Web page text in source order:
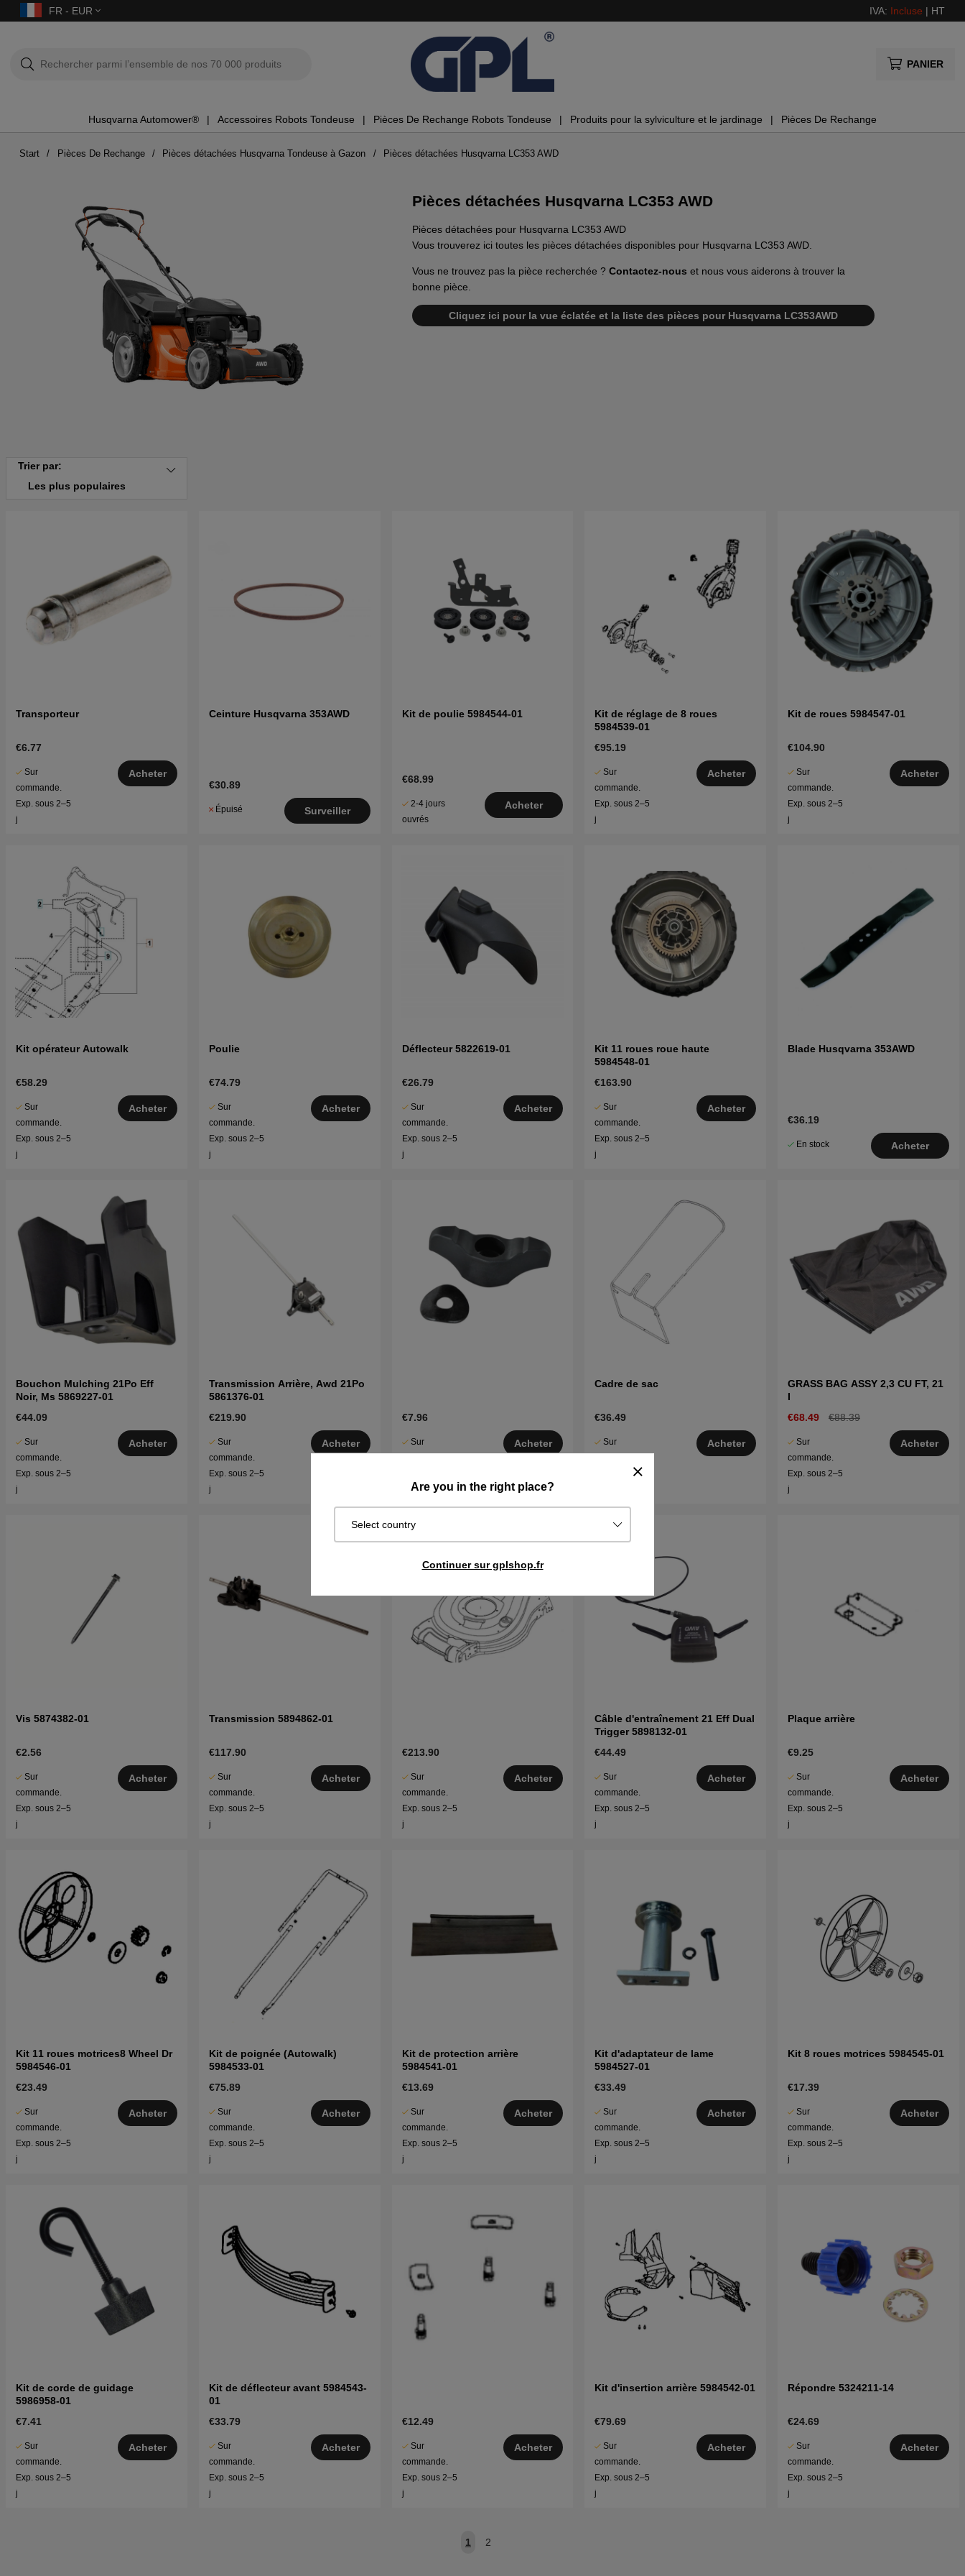
FR - EUR IVA: Incluse | HT
PANIER
Husqvarna Automower® Accessoires Robots Tondeuse Pièces De Rechange Robots Tondeuse Produits pour la sylviculture et le jardinage Pièces De Rechange
Are you in the right place?
Select country
Continuer sur gplshop.fr
Start Pièces De Rechange Pièces détachées Husqvarna Tondeuse à Gazon Pièces détachées Husqvarna LC353 AWD
Pièces détachées Husqvarna LC353 AWD
Pièces détachées pour Husqvarna LC353 AWD
Vous trouverez ici toutes les pièces détachées disponibles pour Husqvarna LC353 AWD.
Vous ne trouvez pas la pièce recherchée ? Contactez-nous et nous vous aiderons à trouver la
bonne pièce.
Cliquez ici pour la vue éclatée et la liste des pièces pour Husqvarna LC353AWD
Trier par:
Les plus populaires
Transporteur
€6.77
Sur
commande.
Exp. sous 2–5
j
Acheter
Ceinture Husqvarna 353AWD
€30.89
Épuisé Surveiller
Kit de poulie 5984544-01
€68.99
2-4 jours
ouvrés
Acheter
Kit de réglage de 8 roues
5984539-01
€95.19
Sur
commande.
Exp. sous 2–5
j
Acheter
Kit de roues 5984547-01
€104.90
Sur
commande.
Exp. sous 2–5
j
Acheter
Kit opérateur Autowalk
€58.29
Sur
commande.
Exp. sous 2–5
j
Acheter
Poulie
€74.79
Sur
commande.
Exp. sous 2–5
j
Acheter
Déflecteur 5822619-01
€26.79
Sur
commande.
Exp. sous 2–5
j
Acheter
Kit 11 roues roue haute
5984548-01
€163.90
Sur
commande.
Exp. sous 2–5
j
Acheter
Blade Husqvarna 353AWD
€36.19
En stock Acheter
Bouchon Mulching 21Po Eff
Noir, Ms 5869227-01
€44.09
Sur
commande.
Exp. sous 2–5
j
Acheter
Transmission Arrière, Awd 21Po
5861376-01
€219.90
Sur
commande.
Exp. sous 2–5
j
Acheter
€7.96
Sur
Acheter
Cadre de sac
€36.49
Sur
Exp. sous 2–5
Acheter
GRASS BAG ASSY 2,3 CU FT, 21
I
€68.49
€88.39
Sur
commande.
Exp. sous 2–5
j
Acheter
Vis 5874382-01
€2.56
Sur
commande.
Exp. sous 2–5
j
Acheter
Transmission 5894862-01
€117.90
Sur
commande.
Exp. sous 2–5
j
Acheter
€213.90
Sur
commande.
Exp. sous 2–5
j
Acheter
Câble d'entraînement 21 Eff Dual
Trigger 5898132-01
€44.49
Sur
commande.
Exp. sous 2–5
j
Acheter
Plaque arrière
€9.25
Sur
commande.
Exp. sous 2–5
j
Acheter
Kit 11 roues motrices8 Wheel Dr
5984546-01
€23.49
Sur
commande.
Exp. sous 2–5
j
Acheter
Kit de poignée (Autowalk)
5984533-01
€75.89
Sur
commande.
Exp. sous 2–5
j
Acheter
Kit de protection arrière
5984541-01
€13.69
Sur
commande.
Exp. sous 2–5
j
Acheter
Kit d'adaptateur de lame
5984527-01
€33.49
Sur
commande.
Exp. sous 2–5
j
Acheter
Kit 8 roues motrices 5984545-01
€17.39
Sur
commande.
Exp. sous 2–5
j
Acheter
Kit de corde de guidage
5986958-01
€7.41
Sur
commande.
Exp. sous 2–5
j
Acheter
Kit de déflecteur avant 5984543-
01
€33.79
Sur
commande.
Exp. sous 2–5
j
Acheter
€12.49
Sur
commande.
Exp. sous 2–5
j
Acheter
Kit d'insertion arrière 5984542-01
€79.69
Sur
commande.
Exp. sous 2–5
j
Acheter
Répondre 5324211-14
€24.69
Sur
commande.
Exp. sous 2–5
j
Acheter
1 2